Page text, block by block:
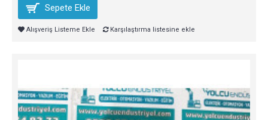
Sepete Ekle
Alışveriş Listeme Ekle Karşılaştırma listesine ekle